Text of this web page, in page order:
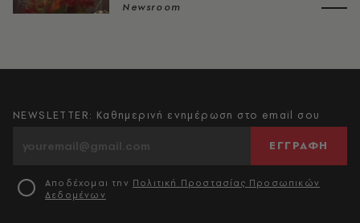
Newsroom
NEWSLETTER: Καθημερινή ενημέρωση στο email σου
ΕΓΓΡΑΦΗ
Αποδέχομαι την Πολιτική Προστασίας Προσωπικών
Δεδομένων